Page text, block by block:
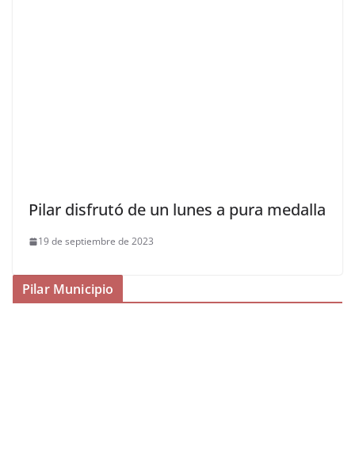
Pilar disfrutó de un lunes a pura medalla
19 de septiembre de 2023
Pilar Municipio